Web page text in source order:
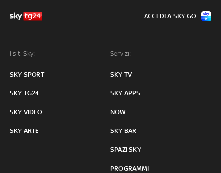
I siti Sky:
SKY SPORT
SKY TG24
SKY VIDEO
SKY ARTE
Servizi:
SKY TV
SKY APPS
NOW
SKY BAR
SPAZI SKY
PROGRAMMI
ACCEDI A SKY GO